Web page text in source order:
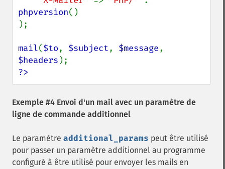
phpversion()
);
mail($to, $subject, $message
$headers
?>
Exemple #4 Envoi d'un mail avec un paramètre de
ligne de commande additionnel
Le paramètre additional_params peut être utilisé
pour passer un paramètre additionnel au programme
configuré à être utilisé pour envoyer les mails en